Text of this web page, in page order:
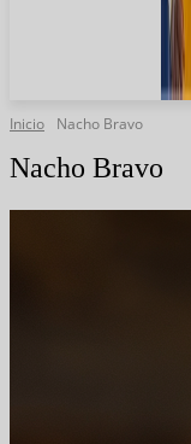
Inicio Nacho Bravo
Nacho Bravo